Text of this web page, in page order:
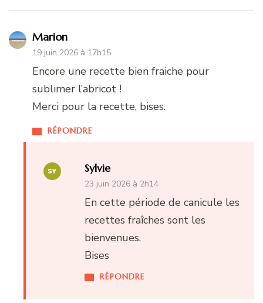
Marion
19 juin 2026 à 17h15
RÉPONDRE
Encore une recette bien fraiche pour
sublimer l’abricot !
Merci pour la recette, bises.
Sylvie
23 juin 2026 à 2h14
RÉPONDRE
En cette période de canicule les
recettes fraîches sont les
bienvenues.
Bises